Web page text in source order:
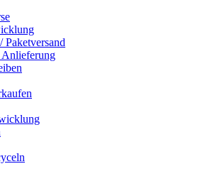
Paketversand
Anlieferung